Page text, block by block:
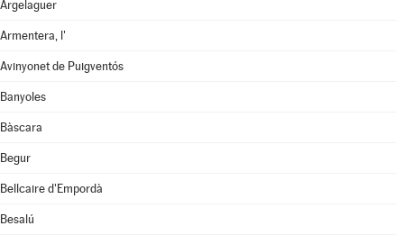
Argelaguer
Armentera, l'
Avinyonet de Puigventós
Banyoles
Bàscara
Begur
Bellcaire d'Empordà
Besalú